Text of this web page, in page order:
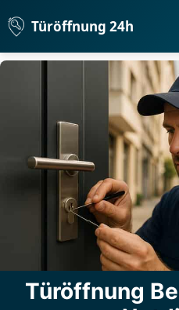
Türöffnung 24h
Türöffnung